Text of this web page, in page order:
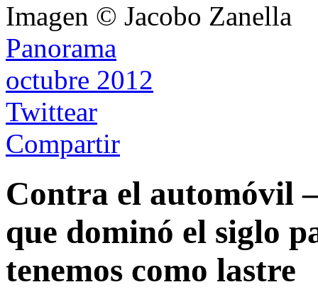
Imagen © Jacobo Zanella
Panorama
octubre 2012
Twittear
Compartir
Contra el automóvil
que dominó el siglo
tenemos como lastre